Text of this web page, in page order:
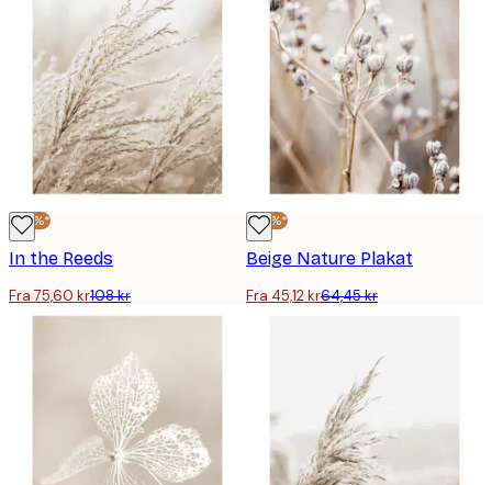
-30%*
In the Reeds
Fra 75,60 kr108 kr
-30%*
Beige Nature Plakat
Fra 45,12 kr64,45 kr